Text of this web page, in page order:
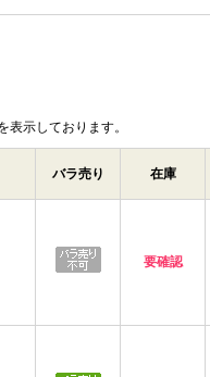
示しております。
バラ売り 在庫
要確認